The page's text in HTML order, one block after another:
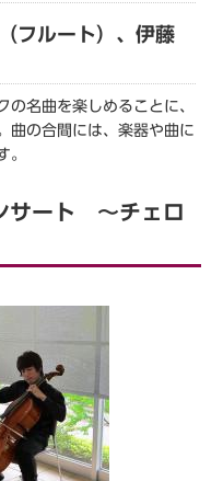
フルート）、伊藤
の名曲を楽しめることに、
曲の合間には、楽器や曲に
。
サート ～チェロ